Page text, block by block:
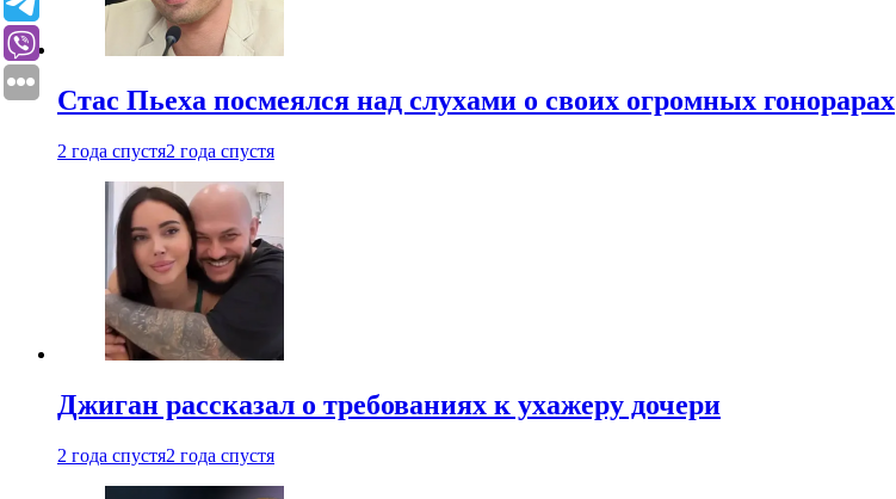
Стас Пьеха посмеялся над слухами о своих огромных гонорарах
2 года спустя2 года спустя
Джиган рассказал о требованиях к ухажеру дочери
2 года спустя2 года спустя